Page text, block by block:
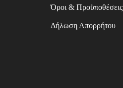
Όροι & Προϋποθέσεις
Δήλωση Απορρήτου